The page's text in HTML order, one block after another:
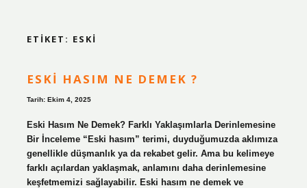
ETIKET: ESKI
ESKI HASIM NE DEMEK ?
Tarih: Ekim 4, 2025
Eski Hasım Ne Demek? Farklı Yaklaşımlarla Derinlemesine
Bir İnceleme “Eski hasım” terimi, duyduğumuzda aklımıza
genellikle düşmanlık ya da rekabet gelir. Ama bu kelimeye
farklı açılardan yaklaşmak, anlamını daha derinlemesine
keşfetmemizi sağlayabilir. Eski hasım ne demek ve